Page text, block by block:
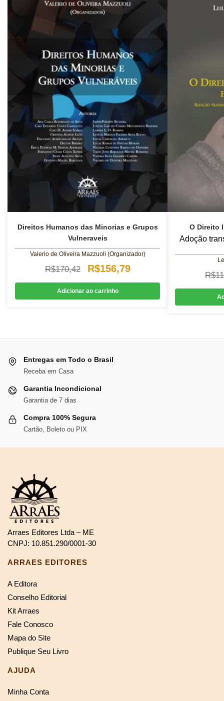
Direitos Humanos das Minorias e Grupos
Vulneraveis
Valerio de Oliveira Mazzuoli (Organizador)
R$170,42
O
preço
original
R$156,79O
preço
atual
Adicionar ao carrinho
O Direito
Adoção
R$
Entregas em Todo o Brasil
Receba em Casa
Garantia Incondicional
Garantia de 7 dias
Compra 100% Segura
Cartão, Boleto ou PIX
Arraes Editores Ltda – ME
CNPJ: 10.851.290/0001-30
ARRAES EDITORES
A Editora
Conselho Editorial
Kit Arraes
Fale Conosco
Mapa do Site
Publique Seu Livro
AJUDA
Minha Conta